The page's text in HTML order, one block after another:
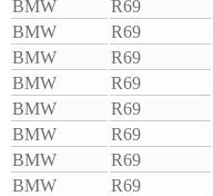
BMW
R69
BMW
R69
BMW
R69
BMW
R69
BMW
R69
BMW
R69
BMW
R69
BMW
R69